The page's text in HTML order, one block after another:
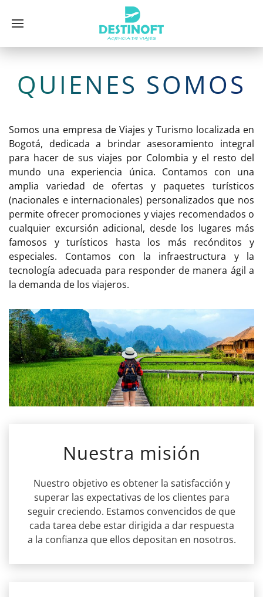
QUIENES SOMOS
Somos una empresa de Viajes y Turismo localizada en
Bogotá, dedicada a brindar asesoramiento integral
para hacer de sus viajes por Colombia y el resto del
mundo una experiencia única. Contamos con una
amplia variedad de ofertas y paquetes turísticos
(nacionales e internacionales) personalizados que nos
permite ofrecer promociones y viajes recomendados o
cualquier excursión adicional, desde los lugares más
famosos y turísticos hasta los más recónditos y
especiales. Contamos con la infraestructura y la
tecnología adecuada para responder de manera ágil a
la demanda de los viajeros.
Nuestra misión
Nuestro objetivo es obtener la satisfacción y
superar las expectativas de los clientes para
seguir creciendo. Estamos convencidos de que
cada tarea debe estar dirigida a dar respuesta
a la confianza que ellos depositan en nosotros.